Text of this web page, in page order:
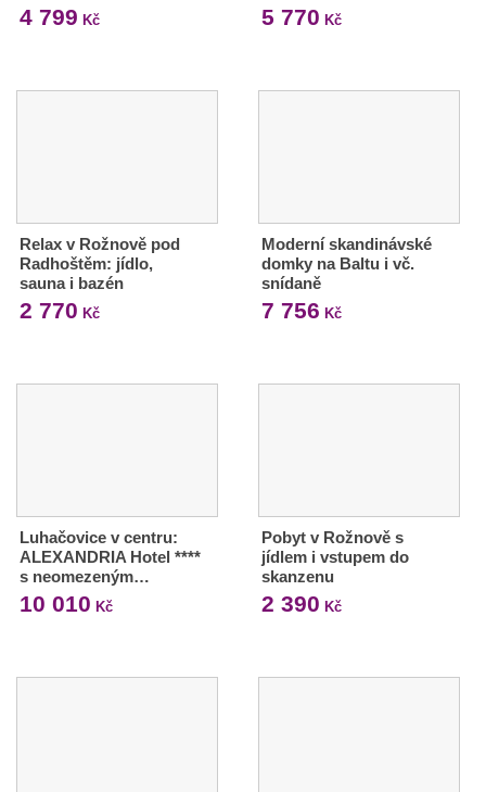
4 799 Kč 5 770 Kč
Relax v Rožnově pod
Radhoštěm: jídlo,
sauna i bazén
2 770 Kč
Moderní skandinávské
domky na Baltu i vč.
snídaně
7 756 Kč
Luhačovice v centru:
ALEXANDRIA Hotel ****
s neomezeným…
10 010 Kč
Pobyt v Rožnově s
jídlem i vstupem do
skanzenu
2 390 Kč